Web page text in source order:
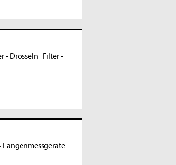
- Drosseln · Filter -
· Längenmessgeräte